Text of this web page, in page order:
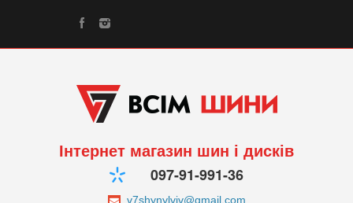
Інтернет магазин шин і дисків
097-91-991-36